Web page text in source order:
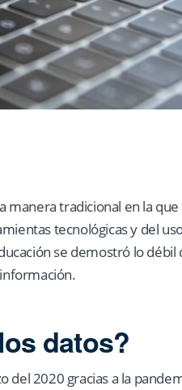
manera tradicional en la
tecnológicas y del
se demostró lo
datos?
del 2020 gracias a la